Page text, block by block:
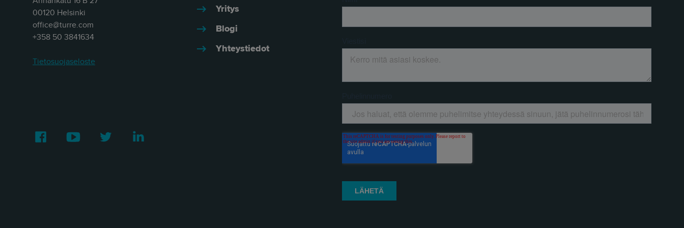
00120 Helsinki
office@turre.com
+358 50 3841634
Tietosuojaseloste
Yritys
Blogi
Yhteystiedot
Facebook Youtube Twitter